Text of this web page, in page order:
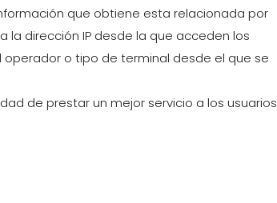
que obtiene esta relacionada por
la dirección IP desde la que acceden los
operador o tipo de terminal desde el que se
de prestar un mejor servicio a los usuarios